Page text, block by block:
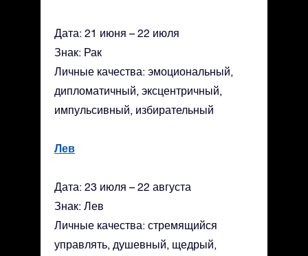
Дата: 21 июня – 22 июля
Знак: Рак
Личные качества: эмоциональный,
дипломатичный, эксцентричный,
импульсивный, избирательный
Лев
Дата: 23 июля – 22 августа
Знак: Лев
Личные качества: стремящийся
управлять, душевный, щедрый,